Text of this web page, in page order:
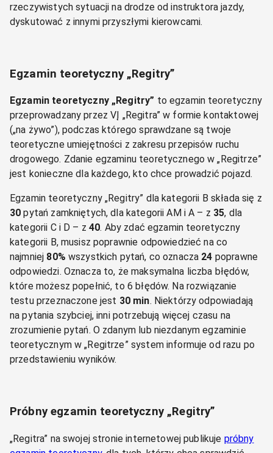
rzeczywistych sytuacji na drodze od instruktora jazdy,
dyskutować z innymi przyszłymi kierowcami.
Egzamin teoretyczny „Regitry”
Egzamin teoretyczny „Regitry” to egzamin teoretyczny
przeprowadzany przez VĮ „Regitra” w formie kontaktowej
(„na żywo”), podczas którego sprawdzane są twoje
teoretyczne umiejętności z zakresu przepisów ruchu
drogowego. Zdanie egzaminu teoretycznego w „Regitrze”
jest konieczne dla każdego, kto chce prowadzić pojazd.
Egzamin teoretyczny „Regitry” dla kategorii B składa się z
30 pytań zamkniętych, dla kategorii AM i A – z 35, dla
kategorii C i D – z40. Aby zdać egzamin teoretyczny
kategorii B, musisz poprawnie odpowiedzieć na co
najmniej 80% wszystkich pytań, co oznacza 24 poprawne
odpowiedzi. Oznacza to, że maksymalna liczba błędów,
które możesz popełnić, to 6 błędów. Na rozwiązanie
testu przeznaczone jest 30 min. Niektórzy odpowiadają
na pytania szybciej, inni potrzebują więcej czasu na
zrozumienie pytań. O zdanym lub niezdanym egzaminie
teoretycznym w „Regitrze” system informuje od razu po
przedstawieniu wyników.
Próbny egzamin teoretyczny „Regitry”
„Regitra” na swojej stronie internetowej publikuje próbny